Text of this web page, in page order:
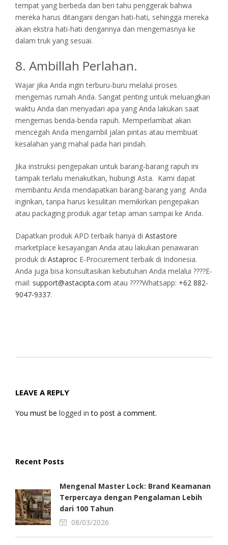
Recent Posts
Mengenal Master Lock: Brand Keamanan
Terpercaya dengan Pengalaman Lebih
dari 100 Tahun
08/03/2026
tempat yang berbeda dan beri tahu penggerak bahwa
mereka harus ditangani dengan hati-hati, sehingga mereka
akan ekstra hati-hati dengannya dan mengemasnya ke
dalam truk yang sesuai.
8. Ambillah Perlahan.
Wajar jika Anda ingin terburu-buru melalui proses
mengemas rumah Anda. Sangat penting untuk meluangkan
waktu Anda dan menyadari apa yang Anda lakukan saat
mengemas benda-benda rapuh. Memperlambat akan
mencegah Anda mengambil jalan pintas atau membuat
kesalahan yang mahal pada hari pindah.
Jika instruksi pengepakan untuk barang-barang rapuh ini
tampak terlalu menakutkan, hubungi Asta. Kami dapat
membantu Anda mendapatkan barang-barang yang Anda
inginkan, tanpa harus kesulitan memikirkan pengepakan
atau packaging produk agar tetap aman sampai ke Anda.
Dapatkan produk APD terbaik hanya di Astastore
marketplace kesayangan Anda atau lakukan penawaran
produk di Astaproc E-Procurement terbaik di Indonesia.
Anda juga bisa konsultasikan kebutuhan Anda melalui ????E-
mail: support@astacipta.com atau ????Whatsapp: +62 882-
9047-9337.
LEAVE A REPLY
You must be logged in to post a comment.